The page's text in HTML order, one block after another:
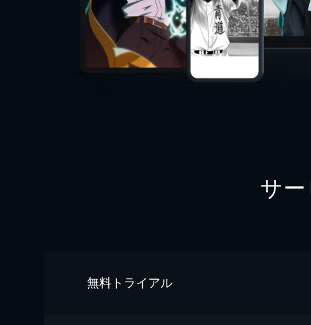
サ
無料トライアル